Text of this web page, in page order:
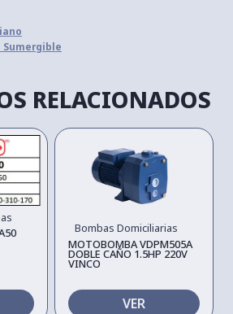
RELACIONADOS
Bombas Domiciliarias
MOTOBOMBA VDPM505A
DOBLE CAÑO 1.5HP 220V
VINCO
VER